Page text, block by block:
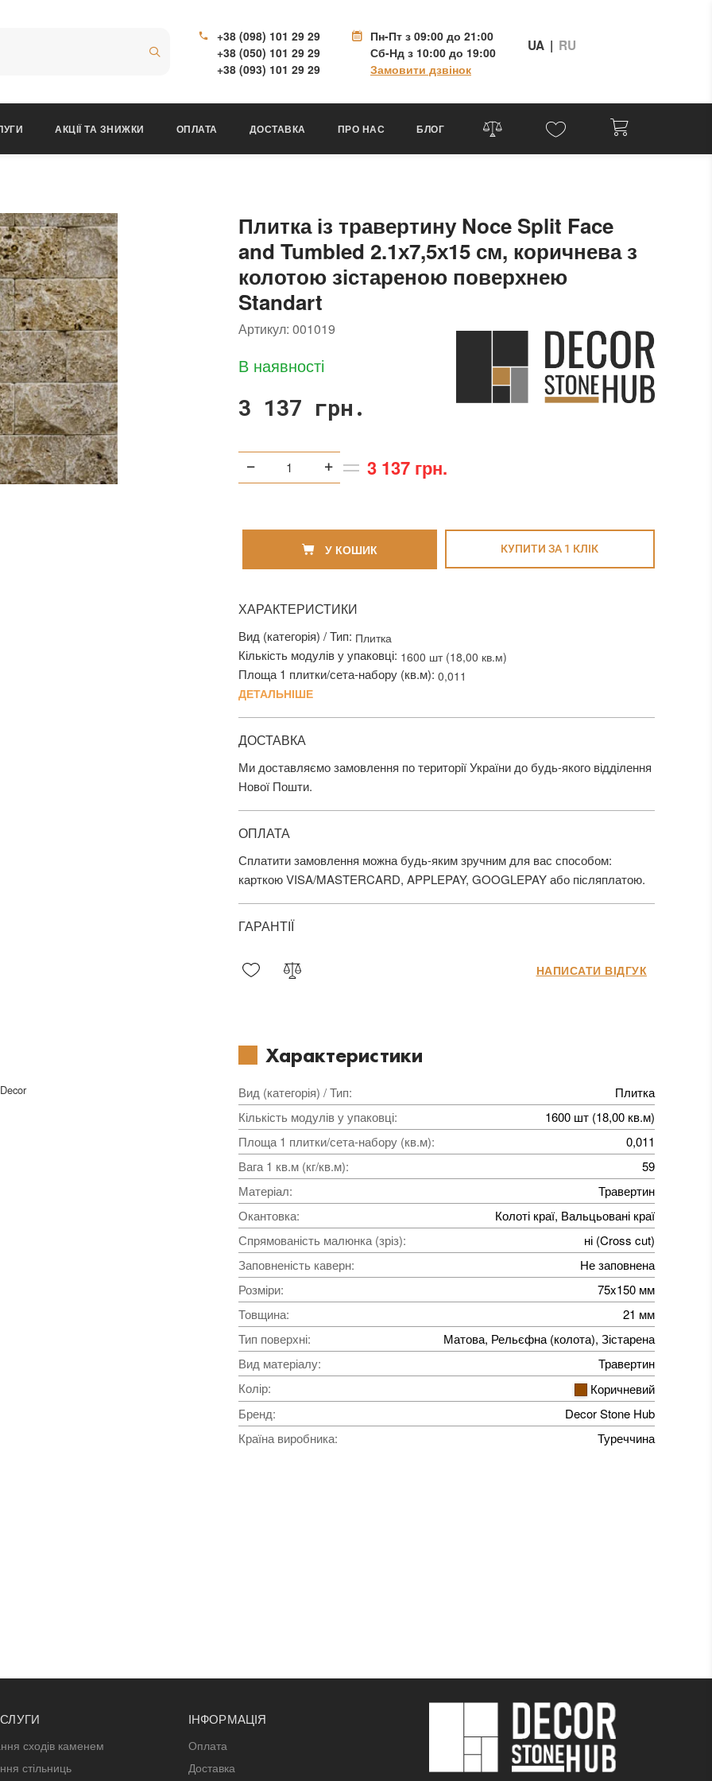
+38 (098) 101 29 29
+38 (050) 101 29 29
+38 (093) 101 29 29
Пн-Пт з 09:00 до 21:00
Сб-Нд з 10:00 до 19:00
Замовити дзвінок
UA | RU
АКЦІЇ ТА ЗНИЖКИ ОПЛАТА ДОСТАВКА ПРО НАС БЛОГ
Плитка із травертину Noce Split Face
and Tumbled 2.1х7,5х15 см, коричнева з
колотою зістареною поверхнею
Standart
Артикул: 001019
В наявності
3 137 грн.
3 137 грн.
У КОШИК КУПИТИ ЗА 1 КЛIК
ХАРАКТЕРИСТИКИ
Вид (категорія) / Тип: Плитка
Кількість модулів у упаковці: 1600 шт (18,00 кв.м)
Площа 1 плитки/сета-набору (кв.м): 0,011
ДЕТАЛЬНІШЕ
ДОСТАВКА
Ми доставляємо замовлення по території України до будь-якого відділення
Нової Пошти.
ОПЛАТА
Сплатити замовлення можна будь-яким зручним для вас способом:
карткою VISA/MASTERCARD, APPLEPAY, GOOGLEPAY або післяплатою.
ГАРАНТІЇ
НАПИСАТИ ВІДГУК
Характеристики
Вид (категорія) / Тип:
Плитка
Кількість модулів у упаковці:
1600 шт (18,00 кв.м)
Площа 1 плитки/сета-набору (кв.м):
0,011
Вага 1 кв.м (кг/кв.м):
59
Матеріал:
Травертин
Окантовка:
Колоті краї, Вальцьовані краї
Спрямованість малюнка (зріз):
ні (Cross cut)
Заповненість каверн:
Не заповнена
Розміри:
75x150 мм
Товщина:
21 мм
Тип поверхні:
Матова, Рельєфна (колота), Зістарена
Вид матеріалу:
Травертин
Колір:
Коричневий
Бренд:
Decor Stone Hub
Країна виробника: Туреччина
сходів каменем
стільниць
ІНФОРМАЦІЯ
Оплата
Доставка